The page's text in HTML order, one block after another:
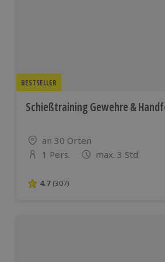
BESTSELLER
Schießtraining Gewehre &
Standort
an 30 Orten
Anzahl der Teilnehmer
1 Pers. max. 3 Std
4.7 von 5 Sternen basierend auf
4.7 (307)